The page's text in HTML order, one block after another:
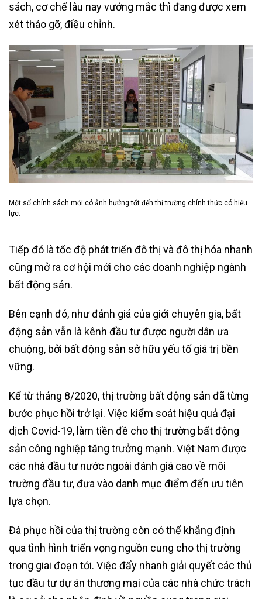
sách, cơ chế lâu nay vướng mắc thì đang được xem
xét tháo gỡ, điều chỉnh.
Một số chính sách mới có ảnh hưởng tốt đến thị trường chính thức có hiệu
lực.
Tiếp đó là tốc độ phát triển đô thị và đô thị hóa nhanh
cũng mở ra cơ hội mới cho các doanh nghiệp ngành
bất động sản.
Bên cạnh đó, như đánh giá của giới chuyên gia, bất
động sản vẫn là kênh đầu tư được người dân ưa
chuộng, bởi bất động sản sở hữu yếu tố giá trị bền
vững.
Kể từ tháng 8/2020, thị trường bất động sản đã từng
bước phục hồi trở lại. Việc kiểm soát hiệu quả đại
dịch Covid-19, làm tiền đề cho thị trường bất động
sản công nghiệp tăng trưởng mạnh. Việt Nam được
các nhà đầu tư nước ngoài đánh giá cao về môi
trường đầu tư, đưa vào danh mục điểm đến ưu tiên
lựa chọn.
Đà phục hồi của thị trường còn có thể khẳng định
qua tình hình triển vọng nguồn cung cho thị trường
trong giai đoạn tới. Việc đẩy nhanh giải quyết các thủ
tục đầu tư dự án thương mại của các nhà chức trách